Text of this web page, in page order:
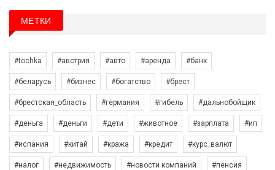
МЕТКИ
#tochka #австрия #авто #аренда #банк
#беларусь #бизнес #богатство #брест
#брестская_область #германия #гибель #дальнобойщик
#деньга #деньги #дети #животное #зарплата #ип
#испания #китай #кража #кредит #курс_валют
#налог #недвижимость #новости компаний #пенсия